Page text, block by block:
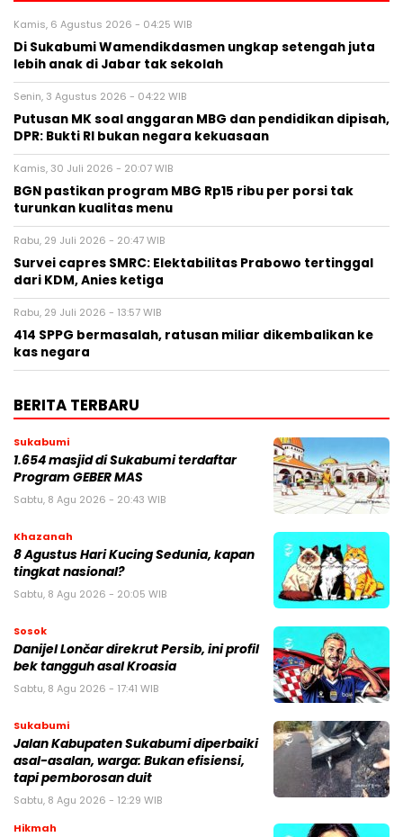
Kamis, 6 Agustus 2026 - 04:25 WIB
Di Sukabumi Wamendikdasmen ungkap setengah juta
lebih anak di Jabar tak sekolah
Senin, 3 Agustus 2026 - 04:22 WIB
Putusan MK soal anggaran MBG dan pendidikan dipisah,
DPR: Bukti RI bukan negara kekuasaan
Kamis, 30 Juli 2026 - 20:07 WIB
BGN pastikan program MBG Rp15 ribu per porsi tak
turunkan kualitas menu
Rabu, 29 Juli 2026 - 20:47 WIB
Survei capres SMRC: Elektabilitas Prabowo tertinggal
dari KDM, Anies ketiga
Rabu, 29 Juli 2026 - 13:57 WIB
414 SPPG bermasalah, ratusan miliar dikembalikan ke
kas negara
BERITA TERBARU
Sukabumi
1.654 masjid di Sukabumi terdaftar
Program GEBER MAS
Sabtu, 8 Agu 2026 - 20:43 WIB
Khazanah
8 Agustus Hari Kucing Sedunia, kapan
tingkat nasional?
Sabtu, 8 Agu 2026 - 20:05 WIB
Sosok
Danijel Lončar direkrut Persib, ini profil
bek tangguh asal Kroasia
Sabtu, 8 Agu 2026 - 17:41 WIB
Sukabumi
Jalan Kabupaten Sukabumi diperbaiki
asal-asalan, warga: Bukan efisiensi,
tapi pemborosan duit
Sabtu, 8 Agu 2026 - 12:29 WIB
Hikmah